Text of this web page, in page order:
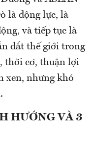
là động lực, là
và tiếp tục là
dắt thế giới trong
thời cơ, thuận lợi
xen, nhưng khó
HƯỚNG VÀ 3